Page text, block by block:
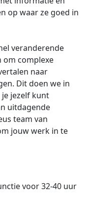
op waar ze goed in
veranderende
om complexe
naar
Dit doen we in
jezelf kunt
uitdagende
team van
jouw werk in te
voor 32-40 uur